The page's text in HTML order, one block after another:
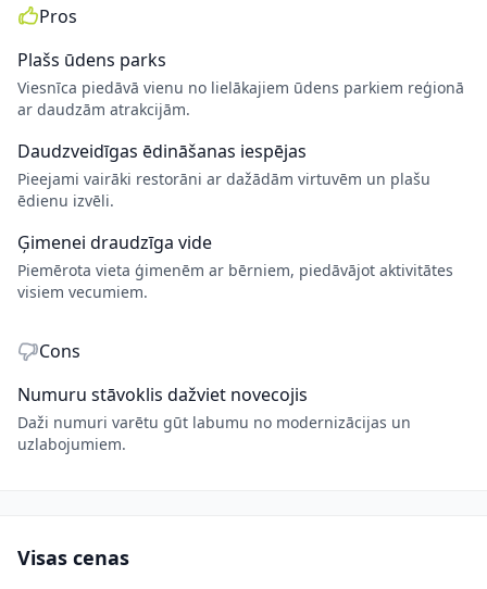
Pros
Plašs ūdens parks
Viesnīca piedāvā vienu no lielākajiem ūdens parkiem reģionā
ar daudzām atrakcijām.
Daudzveidīgas ēdināšanas iespējas
Pieejami vairāki restorāni ar dažādām virtuvēm un plašu
ēdienu izvēli.
Ģimenei draudzīga vide
Piemērota vieta ģimenēm ar bērniem, piedāvājot aktivitātes
visiem vecumiem.
Cons
Numuru stāvoklis dažviet novecojis
Daži numuri varētu gūt labumu no modernizācijas un
uzlabojumiem.
Visas cenas